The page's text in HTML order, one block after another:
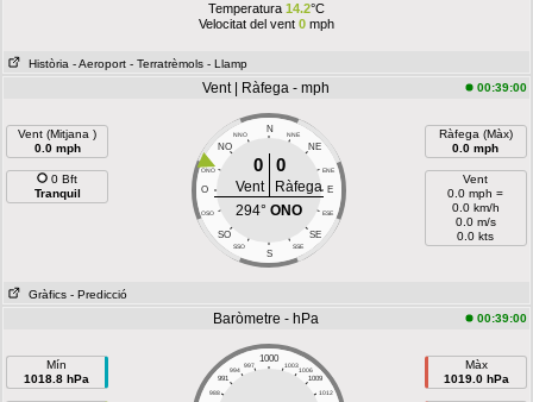
Temperatura 14.2°C
Velocitat del vent 0mph
Història - Aeroport - Terratrèmols - Llamp
Vent | Ràfega - mph 00:39:00
Vent (Mitjana )
0.0 mph
0 Bft
Tranquil
N
NNO NNE
NO NE
ONO ENE
O E
OSO ESE
SO SE
SSO SSE
S
0 0
Vent
Ràfega
294° ONO
Ràfega (Màx)
0.0 mph
Vent
0.0 mph =
0.0 km/h
0.0 m/s
0.0 kts
Gràfics - Predicció
Baròmetre - hPa 00:39:00
Mín
1018.8 hPa
1000
997 1003
994
1006
991
1009
988
1012
Màx
1019.0 hPa